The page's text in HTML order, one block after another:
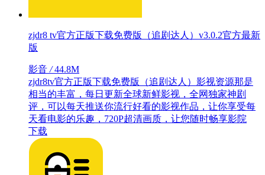
zjdr8 tv官方正版下载免费版（追剧达人）v3.0.2官方最新
版
影音/44.8M
zjdr8tv官方正版下载免费版（追剧达人）影视资源那是
相当的丰富，每日更新全球新鲜影视，全网独家神剧
评，可以每天推送你流行好看的影视作品，让你享受每
天看电影的乐趣，720P超清画质，让您随时畅享影院
下载